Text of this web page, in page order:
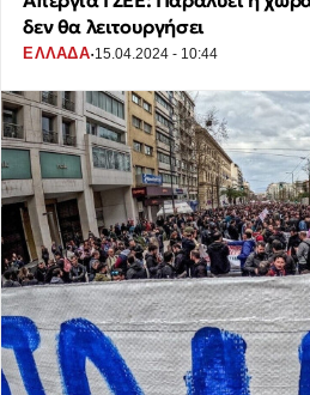
δεν θα λειτουργήσει
ΕΛΛΑΔΑ·15.04.2024 - 10:44